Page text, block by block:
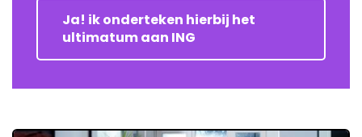
Ja! ik onderteken hierbij het
ultimatum aan ING